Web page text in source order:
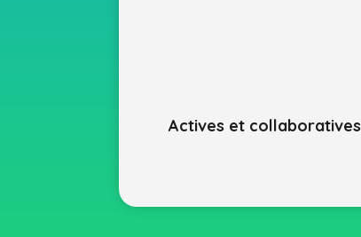
Actives et collaboratives